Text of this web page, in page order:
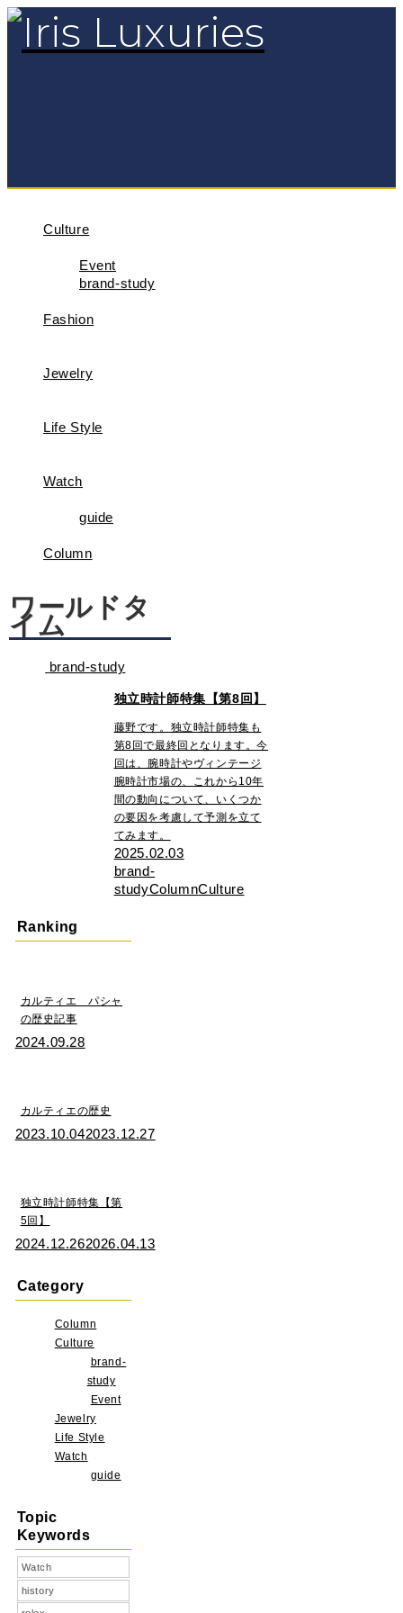
Culture
Event
brand-study
Fashion
Jewelry
Life Style
Watch
guide
Column
ワールドタ
イム
brand-study
独立時計師特集【第8回】
藤野です。独立時計師特集も
第8回で最終回となります。今
回は、腕時計やヴィンテージ
腕時計市場の、これから10年
間の動向について、いくつか
の要因を考慮して予測を立て
てみます。
2025.02.03
brand-
studyColumnCulture
Ranking
カルティエ パシャ
の歴史記事
2024.09.28
カルティエの歴史
2023.10.042023.12.27
独立時計師特集【第
5回】
2024.12.262026.04.13
Category
Column
Culture
brand-
study
Event
Jewelry
Life Style
Watch
guide
Topic
Keywords
Watch
history